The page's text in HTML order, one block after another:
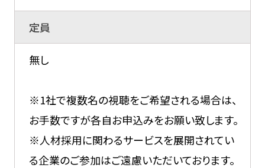
定員
無し
※1社で複数名の視聴をご希望される場合は、
お手数ですが各自お申込みをお願い致します。
※人材採用に関わるサービスを展開されてい
る企業のご参加はご遠慮いただいております。